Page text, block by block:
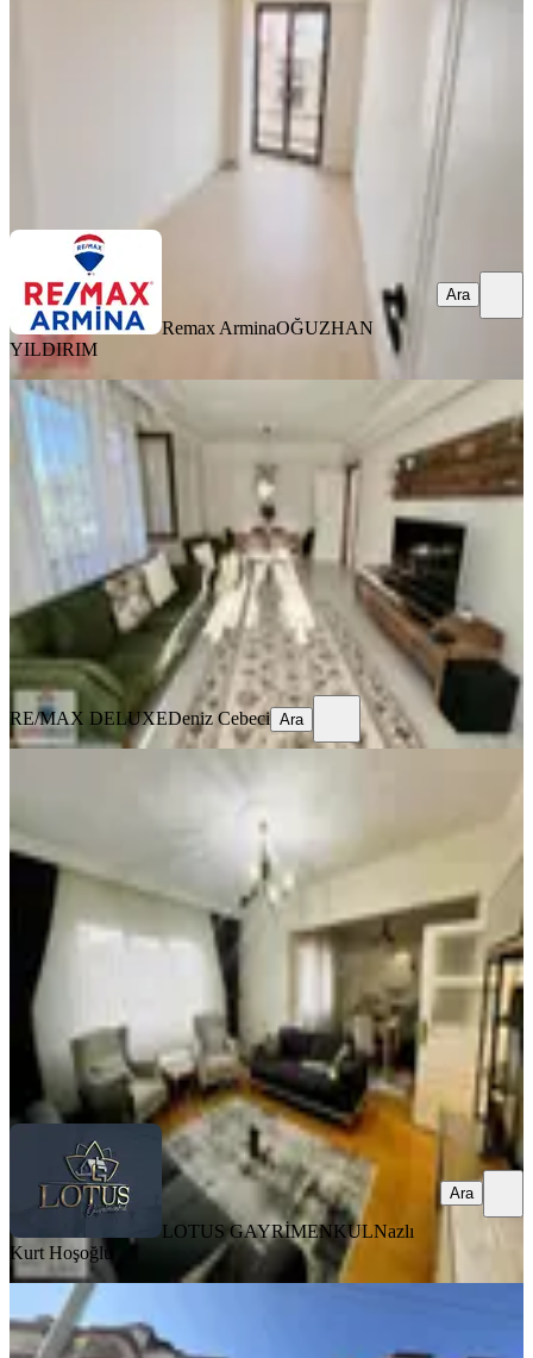
OĞUZHAN YILDIRIM
Remax ArminaOĞUZHAN
YILDIRIM
Ara
YENİ
İzmit Hatipköy Solin Konutların'da
Geniş 3+1 140m2 Satılık Daire
İzmit, Hatipköy Mahallesi
3+1
158 m² ·2. Kat· 06.08.2026
6.600.000 ₺
RE/MAX DELUXEDeniz Cebeci
Ara
RE/MAX DELUXEDeniz Cebeci Ara
İzmit Merkezi Konum 2+1arakat
120m2 Bakımlı Satılık Daire
İzmit, Kozluk Mahallesi
2+1· 120 m²· 5. Kat
3.150.000 ₺
LOTUS GAYRİMENKUL Nazlı Kurt Hoşoğlu
LOTUS GAYRİMENKULNazlı
Kurt Hoşoğlu
Ara
SİTE İÇİ
İzmit Gündoğdu Yıldızlar Sitesinde
Satılık 3+1 Bahçe Dubleks